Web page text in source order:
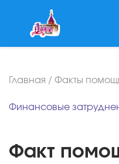
Главная / Факты
Финансовые
Факт